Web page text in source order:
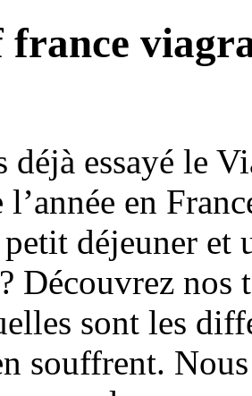
déjà essayé le
l’année en
déjeuner et
Découvrez
sont les
souffrent.